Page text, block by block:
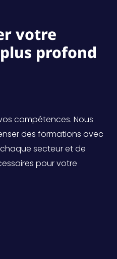
votre
profond
compétences. Nous
des formations avec
secteur et de
pour votre